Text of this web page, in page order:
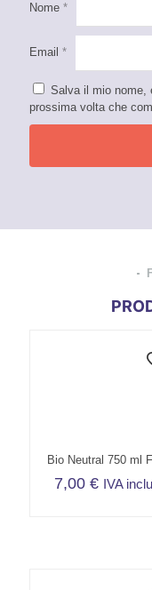
Nome *
Email *
Salva il mio nome,
prossima volta che
Bio Neutral 750 ml
7,00€ IVA